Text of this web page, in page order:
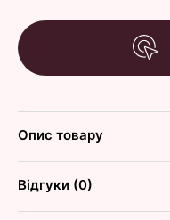
Опис товару
Відгуки (0)